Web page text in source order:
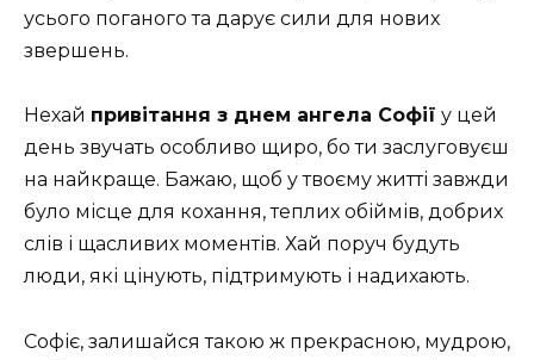
усього поганого та дарує сили для нових
звершень.
Нехай привітання з днем ангела Софії у цей
день звучать особливо щиро, бо ти заслуговуєш
на найкраще. Бажаю, щоб у твоєму житті завжди
було місце для кохання, теплих обіймів, добрих
слів і щасливих моментів. Хай поруч будуть
люди, які цінують, підтримують і надихають.
Софіє, залишайся такою ж прекрасною, мудрою,